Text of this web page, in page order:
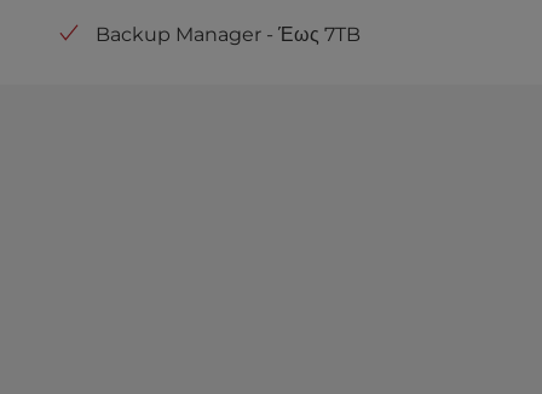
Backup Manager - Έως 7TB